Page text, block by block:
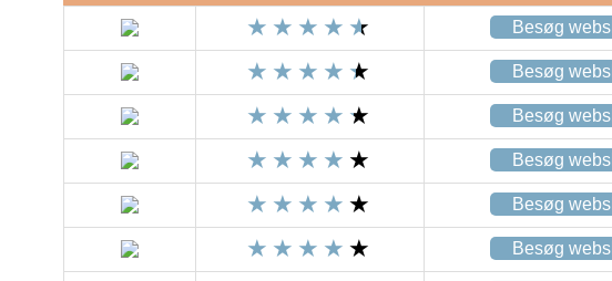
Besøg
Besøg
Besøg
Besøg
Besøg
Besøg